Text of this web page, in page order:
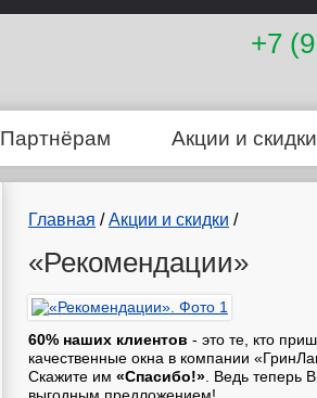
+7
Партнёрам Акции и скидки
Главная /Акции и скидки /
«Рекомендации»
60% наших клиентов - это те, кто
качественные окна в компании
Скажите им «Спасибо!» . Ведь теперь